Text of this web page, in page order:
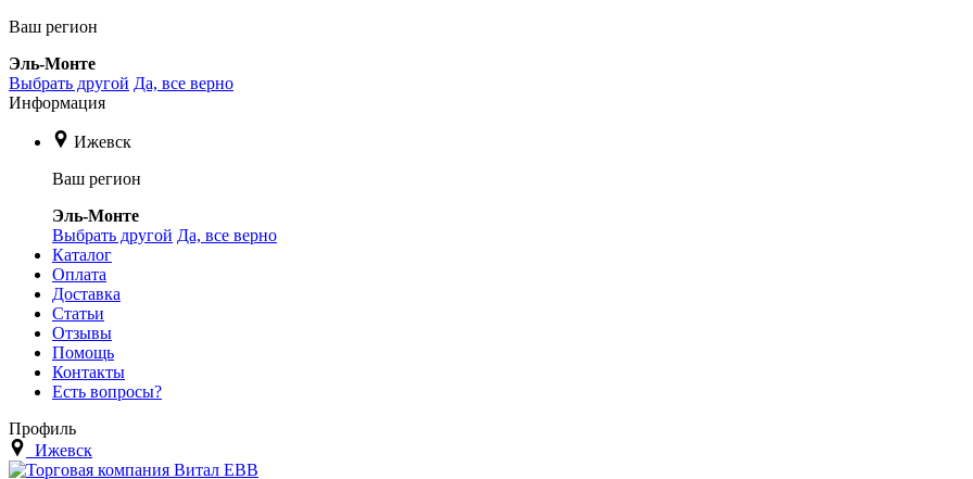
Ваш регион
Эль-Монте
Выбрать другой Да, все верно
Информация
Ижевск
Ваш регион
Эль-Монте
Выбрать другой Да, все верно
Каталог
Оплата
Доставка
Статьи
Отзывы
Помощь
Контакты
Есть вопросы?
Профиль
Ижевск